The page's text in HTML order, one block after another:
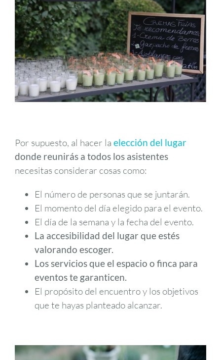
Por supuesto, al hacer la elección del lugar
donde reunirás a todos los asistentes
necesitas considerar cosas como:
El número de personas que se juntarán.
El momento del día elegido para el evento.
El día de la semana y la fecha del evento.
La accesibilidad del lugar que estés
valorando escoger.
Los servicios que el espacio o finca para
eventos te garanticen.
El propósito del encuentro y los objetivos
que te hayas planteado alcanzar.